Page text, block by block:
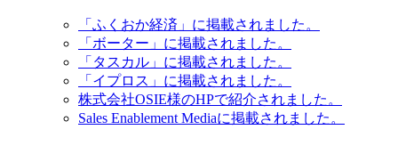
「ふくおか経済」に掲載されました。
「ボーター」に掲載されました。
「タスカル」に掲載されました。
「イプロス」に掲載されました。
株式会社OSIE様のHPで紹介されました。
Sales Enablement Mediaに掲載されました。